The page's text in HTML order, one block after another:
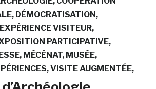
DÉMOCRATISATION
EXPÉRIENCE VISITEUR
PARTICIPATIVE
MÉCÉNAT MUSÉE
VISITE AUGMENTÉE